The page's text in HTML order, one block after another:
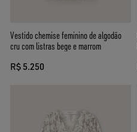
Vestido chemise feminino de algodão
cru com listras bege e marrom
R$ 5.250